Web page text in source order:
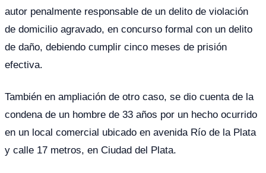
autor penalmente responsable de un delito de violación
de domicilio agravado, en concurso formal con un delito
de daño, debiendo cumplir cinco meses de prisión
efectiva.
También en ampliación de otro caso, se dio cuenta de la
condena de un hombre de 33 años por un hecho ocurrido
en un local comercial ubicado en avenida Río de la Plata
y calle 17 metros, en Ciudad del Plata.